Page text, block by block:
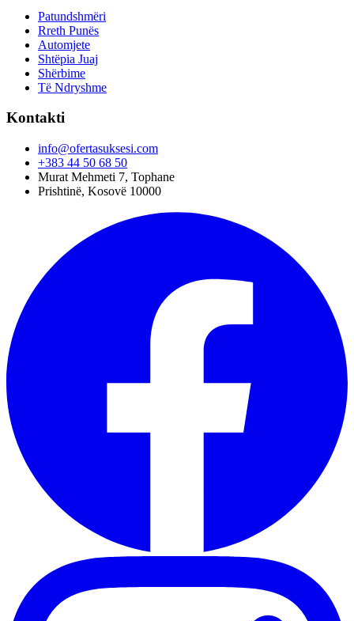
Patundshmëri
Rreth Punës
Automjete
Shtëpia Juaj
Shërbime
Të Ndryshme
Kontakti
info@ofertasuksesi.com
+383 44 50 68 50
Murat Mehmeti 7, Tophane
Prishtinë, Kosovë 10000